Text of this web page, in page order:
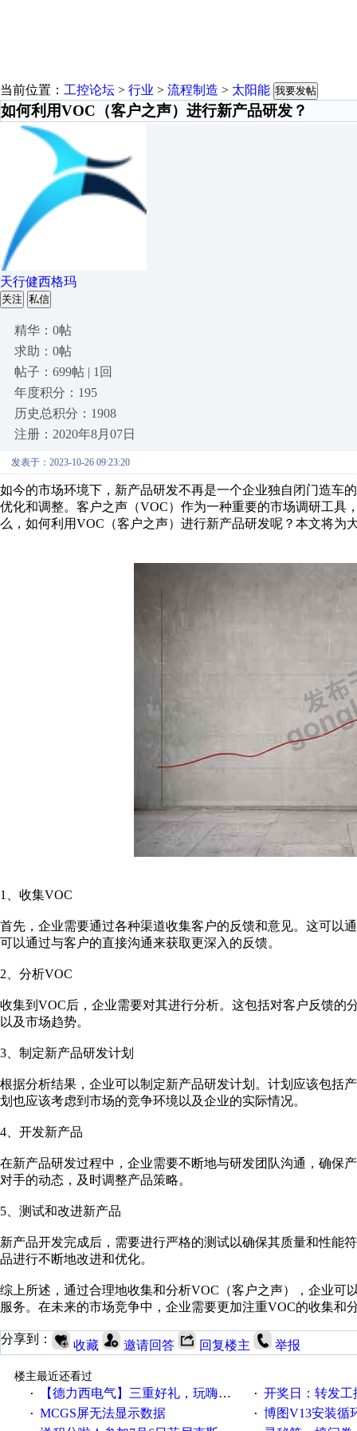
当前位置： 工控论坛 > 行业 > 流程制造 > 太阳能 我要发帖
如何利用VOC（客户之声）进行新产品研发？
天行健西格玛
关注 私信
精华：0帖
求助：0帖
帖子：699帖 | 1回
年度积分：195
历史总积分：1908
注册：2020年8月07日
发表于：2023-10-26 09:23:20
如今的市场环境下，新产品研发不再是一个企业独自闭门造车
优化和调整。客户之声（VOC）作为一种重要的市场调研工
么，如何利用VOC（客户之声）进行新产品研发呢？本文将为
1、收集VOC
首先，企业需要通过各种渠道收集客户的反馈和意见。这可以
可以通过与客户的直接沟通来获取更深入的反馈。
2、分析VOC
收集到VOC后，企业需要对其进行分析。这包括对客户反馈
以及市场趋势。
3、制定新产品研发计划
根据分析结果，企业可以制定新产品研发计划。计划应该包括
划也应该考虑到市场的竞争环境以及企业的实际情况。
4、开发新产品
在新产品研发过程中，企业需要不断地与研发团队沟通，确保
对手的动态，及时调整产品策略。
5、测试和改进新产品
新产品开发完成后，需要进行严格的测试以确保其质量和性能
品进行不断地改进和优化。
综上所述，通过合理地收集和分析VOC（客户之声），企业
服务。在未来的市场竞争中，企业需要更加注重VOC的收集和
分享到： 收藏 邀请回答 回复楼主 举报
楼主最近还看过
·
【德力西电气】三重好礼，玩嗨夏日！ · 开奖日：转发工控速派
· MCGS屏无法显示数据 · 博图V13安装循环重启